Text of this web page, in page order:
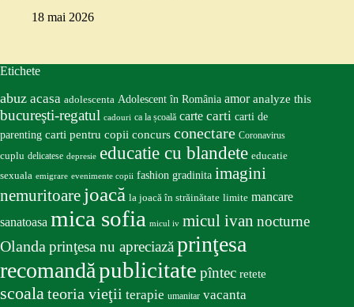
18 mai 2026
Etichete
abuz acasa adolescenta Adolescent în România amor analyze this
bucureşti-regatul cadouri ca la școală carte carti carti de
parenting carti pentru copii concurs conectare Coronavirus
cuplu delicatese depresie educatie cu blandete educatie
sexuala emigrare evenimente copii fashion gradinita imagini
nemuritoare joacă la joacă în străinătate limite mancare
sanatoasa mica sofia micul iv micul ivan nocturne
Olandaprinţesa nu apreciazăprinţesa
recomandăpublicitate pîntec retete
scoalateoria vieţii terapie umanitar vacanta